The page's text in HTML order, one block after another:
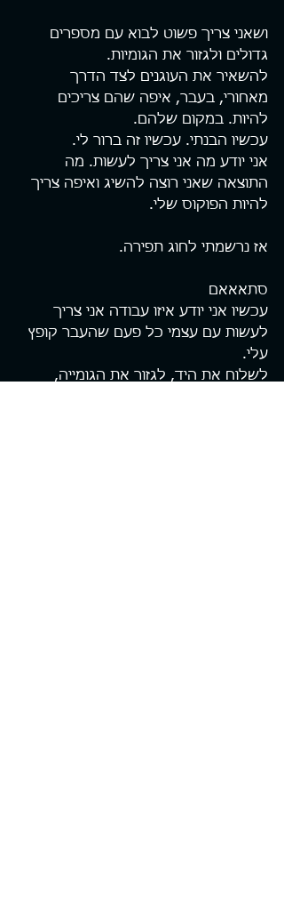
ושאני צריך פשוט לבוא עם מספרים
גדולים ולגזור את הגומיות.
להשאיר את העוגנים לצד הדרך
מאחורי, בעבר, איפה שהם צריכים
להיות. במקום שלהם.
עכשיו הבנתי. עכשיו זה ברור לי.
אני יודע מה אני צריך לעשות. מה
התוצאה שאני רוצה להשיג ואיפה צריך
להיות הפוקוס שלי.
אז נרשמתי לחוג תפירה.
סתאאאם
עכשיו אני יודע איזו עבודה אני צריך
לעשות עם עצמי כל פעם שהעבר קופץ
עלי.
לשלוח את היד, לגזור את הגומייה,